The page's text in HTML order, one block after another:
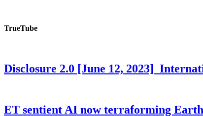
TrueTube
Disclosure 2.0 [June 12, 2023]
ET sentient AI now terraforming